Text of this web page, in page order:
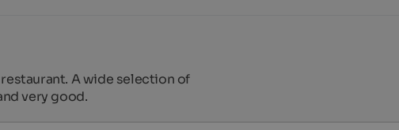
A wide selection of
very good.